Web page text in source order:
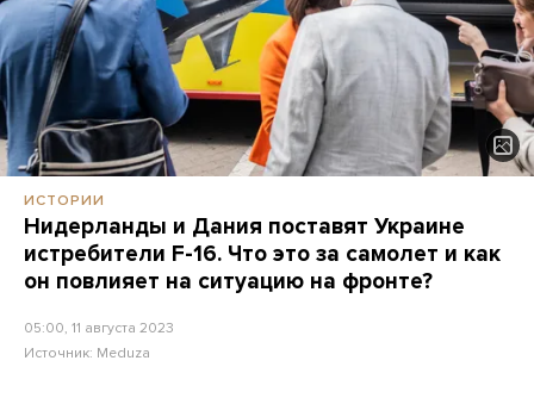
ИСТОРИИ
Нидерланды и Дания поставят Украине
истребители F-16. Что это за самолет и как
он повлияет на ситуацию на фронте?
05:00, 11 августа 2023
Источник: Meduza